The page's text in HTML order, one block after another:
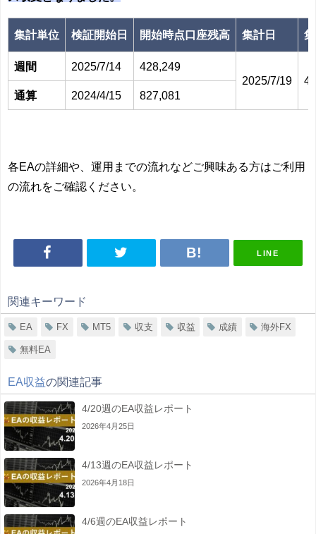
集計単位 検証開始日 開始時点口座残高 集計日
週間 2025/7/14
428,249
2025/7/19
通算
2024/4/15 827,081
各EAの詳細や、運用までの流れなどご興味ある方はご利用
の流れをご確認ください。
LINE
関連キーワード
EA FX MT5 収支 収益 成績 海外FX
無料EA
EA収益の関連記事
4/20週のEA収益レポート
2026年4月25日
4/13週のEA収益レポート
2026年4月18日
4/6週のEA収益レポート